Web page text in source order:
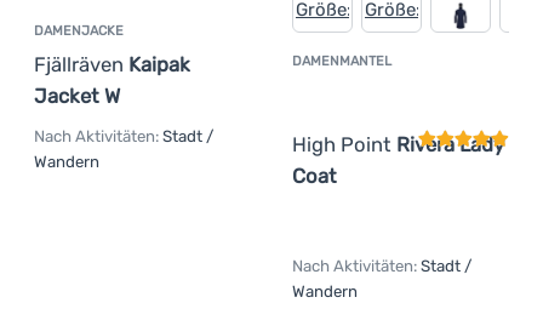
DAMENJACKE
Fjällräven Kaipak
Jacket W
Nach Aktivitäten: Stadt /
Wandern
DAMENMANTEL
High Point Rivera Lady
Coat
Nach Aktivitäten: Stadt /
Wandern